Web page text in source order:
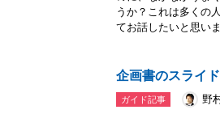
うか？これは多くの
てお話したいと思い
企画書のスライ
ガイド記事
野